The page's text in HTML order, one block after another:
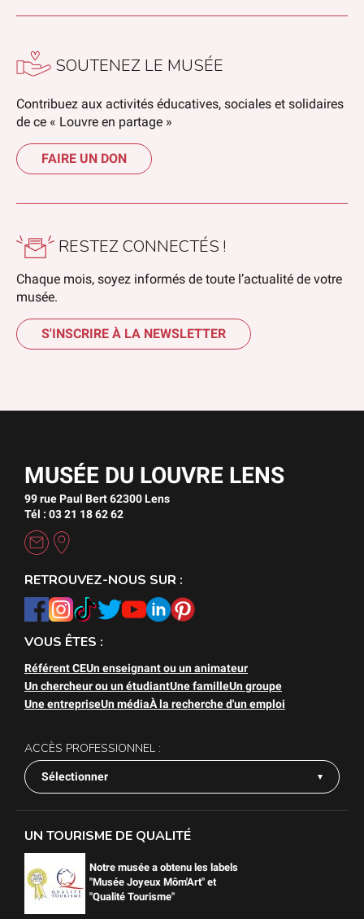
SOUTENEZ LE MUSÉE
Contribuez aux activités éducatives, sociales et solidaires
de ce « Louvre en partage »
FAIRE UN DON
RESTEZ CONNECTÉS !
Chaque mois, soyez informés de toute l’actualité de votre
musée.
S'INSCRIRE À LA NEWSLETTER
MUSÉE DU LOUVRE LENS
99 rue Paul Bert 62300 Lens
Tél : 03 21 18 62 62
RETROUVEZ-NOUS SUR :
VOUS ÊTES :
Référent CEUn enseignant ou un animateur
Un chercheur ou un étudiantUne familleUn groupe
Une entrepriseUn médiaÀ la recherche d'un emploi
ACCÈS PROFESSIONNEL :
Sélectionner
UN TOURISME DE QUALITÉ
Notre musée a obtenu les labels
"Musée Joyeux Môm'Art" et
"Qualité Tourisme"